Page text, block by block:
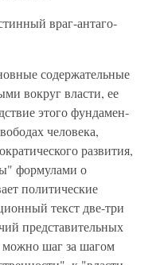
враг-антаго­
содержатель­ные
вокруг власти, ее
этого фундамен­
человека,
развития,
формулами о
политические
текст две-три
представительных
шаг за шагом